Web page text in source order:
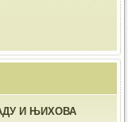
И ЊИХОВА